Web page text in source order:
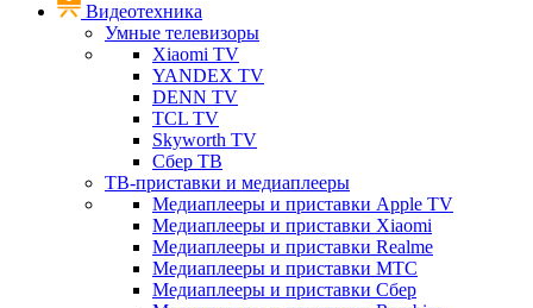
Видеотехника
Умные телевизоры
Xiaomi TV
YANDEX TV
DENN TV
TCL TV
Skyworth TV
Сбер ТВ
ТВ-приставки и медиаплееры
Медиаплееры и приставки Apple TV
Медиаплееры и приставки Xiaomi
Медиаплееры и приставки Realme
Медиаплееры и приставки МТС
Медиаплееры и приставки Сбер